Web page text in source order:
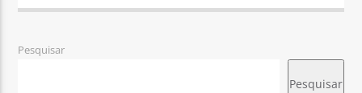
Pesquisar
Pesquisar